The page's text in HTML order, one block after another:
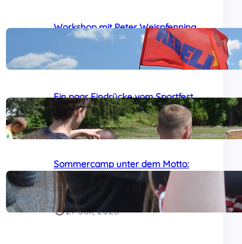
Workshop mit Peter Weispfenning
auf dem Sommercamp
29 Juli, 2026
Ein paar Eindrücke vom Sportfest
auf dem Sommercamp
29 Juli, 2026
Sommercamp unter dem Motto:
„Das Al-Awda-Krankenhaus wird
leben!“ am Samstag gestartet
27 Juli, 2026